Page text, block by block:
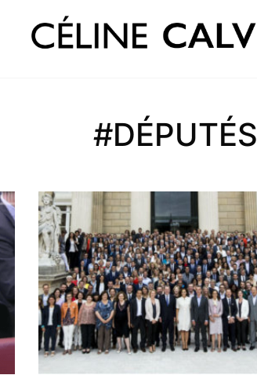
#DÉPUTÉS